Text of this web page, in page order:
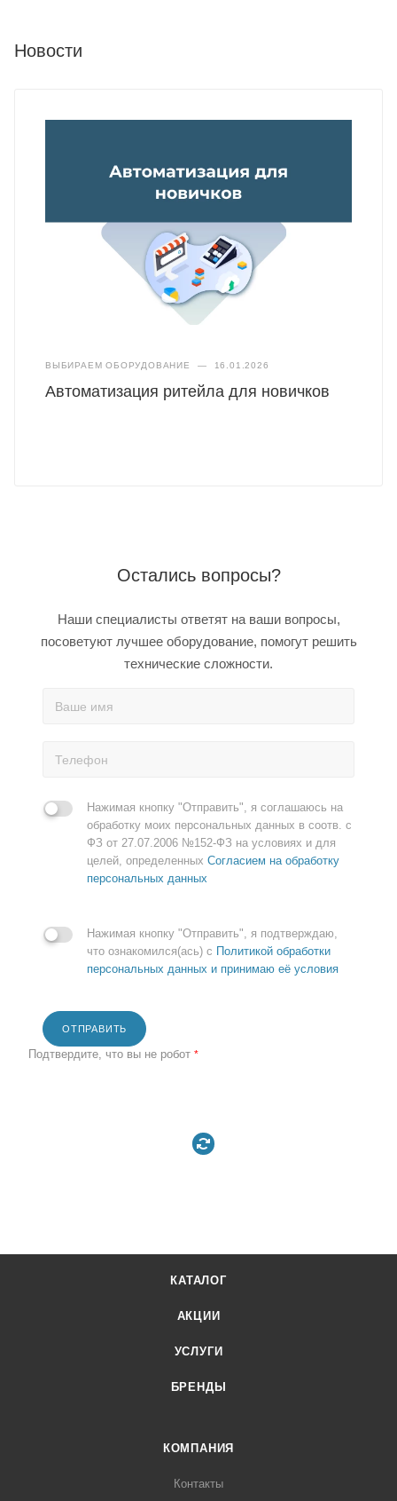
Новости
ВЫБИРАЕМ ОБОРУДОВАНИЕ — 16.01.2026
Автоматизация ритейла для новичков
Остались вопросы?
Наши специалисты ответят на ваши вопросы,
посоветуют лучшее оборудование, помогут решить
технические сложности.
Нажимая кнопку "Отправить", я соглашаюсь на
обработку моих персональных данных в соотв. с
ФЗ от 27.07.2006 №152-ФЗ на условиях и для
целей, определенных Согласием на обработку
персональных данных
Нажимая кнопку "Отправить", я подтверждаю,
что ознакомился(ась) с Политикой обработки
персональных данных и принимаю её условия
ОТПРАВИТЬ
Подтвердите, что вы не робот *
КАТАЛОГ
АКЦИИ
УСЛУГИ
БРЕНДЫ
КОМПАНИЯ
Контакты